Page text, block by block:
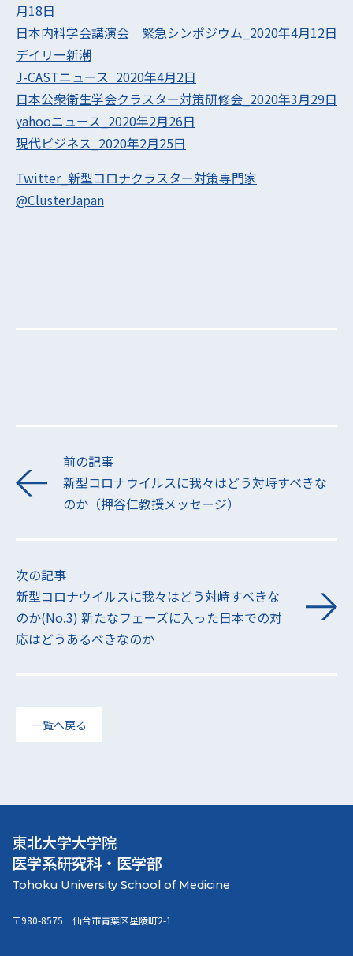
月18日
日本内科学会講演会 緊急シンポジウム_2020年4月12日
デイリー新潮
J-CASTニュース_2020年4月2日
日本公衆衛生学会クラスター対策研修会_2020年3月29日
yahooニュース_2020年2月26日
現代ビジネス_2020年2月25日
Twitter_新型コロナクラスター対策専門家
@ClusterJapan
前の記事
新型コロナウイルスに我々はどう対峙すべきな
のか（押谷仁教授メッセージ）
次の記事
新型コロナウイルスに我々はどう対峙すべきな
のか(No.3) 新たなフェーズに入った日本での対
応はどうあるべきなのか
一覧へ戻る
東北大学大学院
医学系研究科・医学部
〒980-8575 仙台市青葉区星陵町2-1